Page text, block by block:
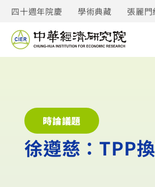
四十週年院慶 學術典藏 張麗
時論議題
徐遵慈：TPP